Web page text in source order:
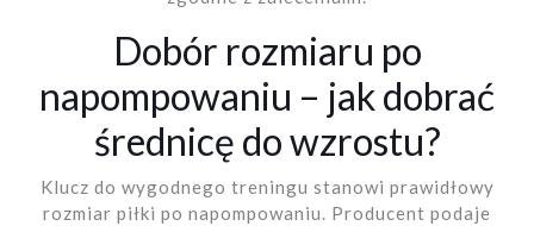
Dobór rozmiaru po
napompowaniu – jak dobrać
średnicę do wzrostu?
Klucz do wygodnego treningu stanowi prawidłowy
rozmiar piłki po napompowaniu. Producent podaje